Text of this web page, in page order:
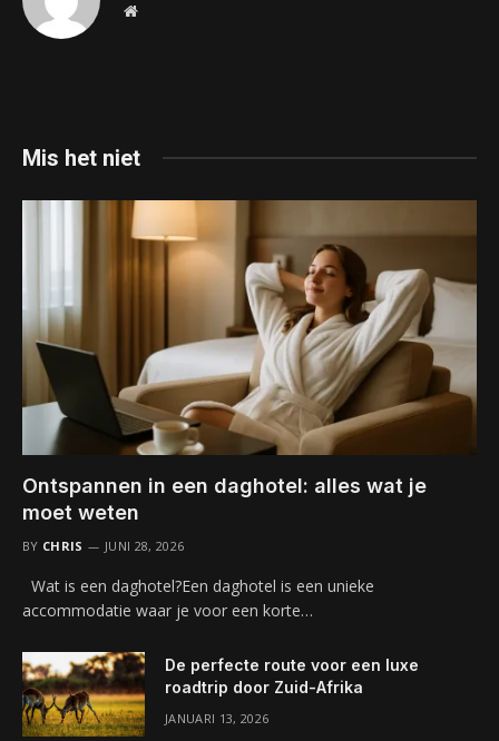
Website
Mis het niet
Ontspannen in een daghotel: alles wat je
moet weten
BY CHRIS JUNI 28, 2026
Wat is een daghotel?Een daghotel is een unieke
accommodatie waar je voor een korte…
De perfecte route voor een luxe
roadtrip door Zuid-Afrika
JANUARI 13, 2026